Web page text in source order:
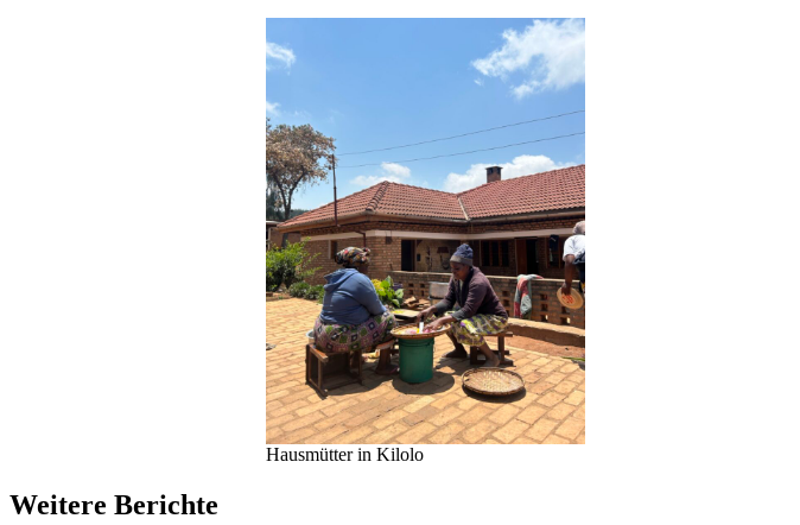
Hausmütter in Kilolo
Weitere Berichte